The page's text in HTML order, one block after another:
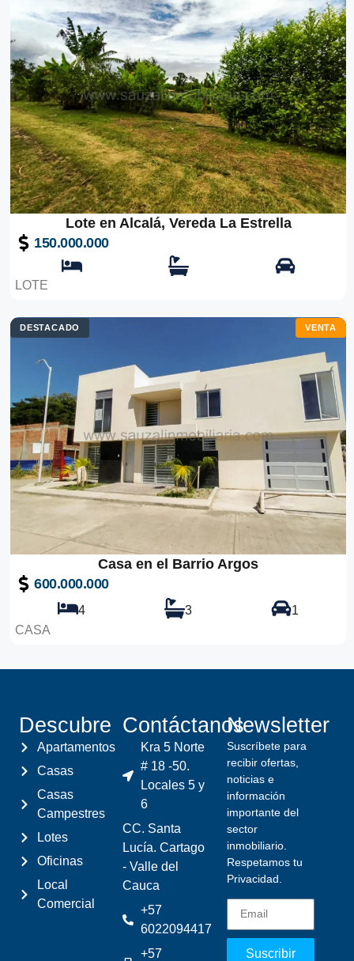
Lote en Alcalá, Vereda La Estrella
150.000.000
LOTE
DESTACADO VENTA
Casa en el Barrio Argos
600.000.000
4 3
1
CASA
Descubre
Apartamentos
Casas
Casas
Campestres
Lotes
Oficinas
Local
Comercial
Contáctanos
Kra 5 Norte
# 18 -50.
Locales 5 y
6
CC. Santa
Lucía. Cartago
- Valle del
Cauca
+57
6022094417
+57
Newsletter
Suscríbete para
recibir ofertas,
noticias e
información
importante del
sector
inmobiliario.
Respetamos tu
Privacidad.
Suscribir